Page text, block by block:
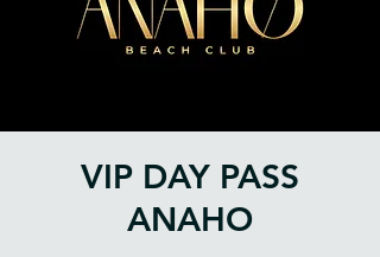
VIP DAY PASS
ANAHO